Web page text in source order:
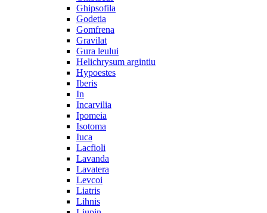
Ghipsofila
Godetia
Gomfrena
Gravilat
Gura leului
Helichrysum argintiu
Hypoestes
Iberis
In
Incarvilia
Ipomeia
Isotoma
Iuca
Lacfioli
Lavanda
Lavatera
Levcoi
Liatris
Lihnis